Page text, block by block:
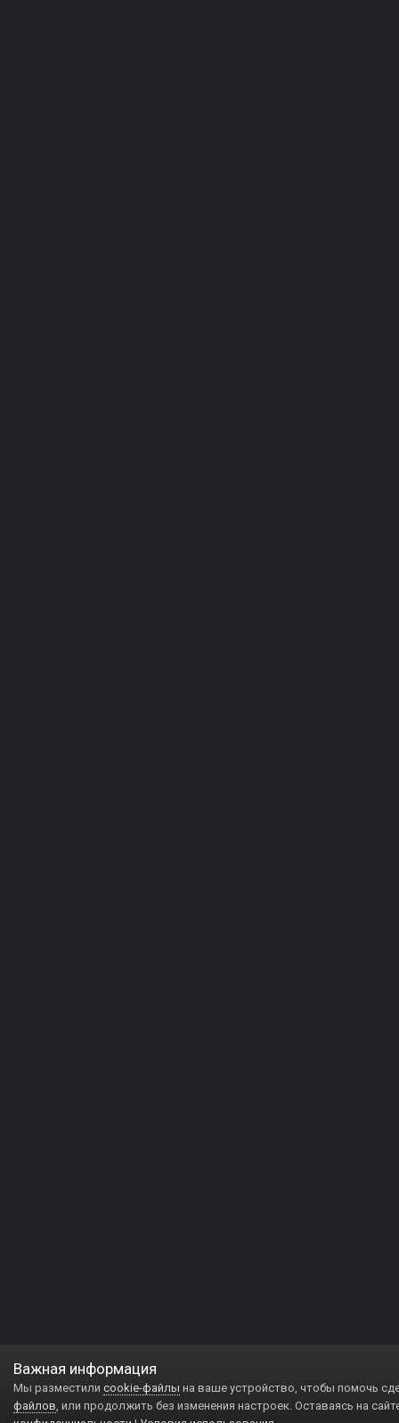
Важная информация
Мы разместили cookie-файлы на ваше устройство, чтобы помочь
файлов, или продолжить без изменения настроек. Оставаясь на